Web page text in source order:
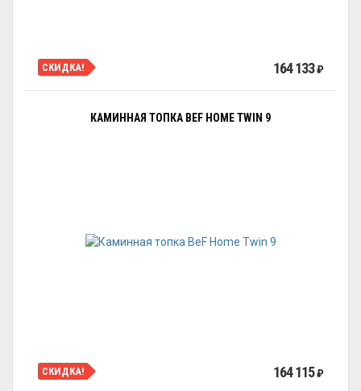
СКИДКА! 164 133₽
КАМИННАЯ ТОПКА BEF HOME TWIN 9
СКИДКА! 164 115₽